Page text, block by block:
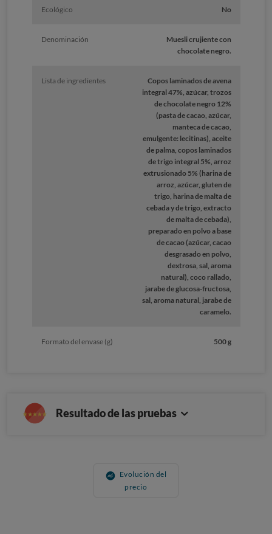
Ecológico No
Denominación
Muesli crujiente con
chocolate negro.
Lista de ingredientes
Copos laminados de avena
integral 47%, azúcar, trozos
de chocolate negro 12%
(pasta de cacao, azúcar,
manteca de cacao,
emulgente: lecitinas), aceite
de palma, copos laminados
de trigo integral 5%, arroz
extrusionado 5% (harina de
arroz, azúcar, gluten de
trigo, harina de malta de
cebada y de trigo, extracto
de malta de cebada),
preparado en polvo a base
de cacao (azúcar, cacao
desgrasado en polvo,
dextrosa, sal, aroma
natural), coco rallado,
jarabe de glucosa-fructosa,
sal, aroma natural, jarabe de
caramelo.
Formato del envase (g) 500 g
Resultado de las pruebas
Evolución del
precio